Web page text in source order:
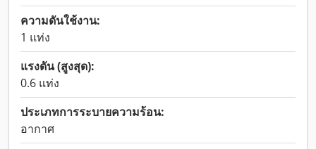
ความดันใช้งาน:
1 แท่ง
แรงดัน (สูงสุด):
0.6 แท่ง
ประเภทการระบายความร้อน:
อากาศ